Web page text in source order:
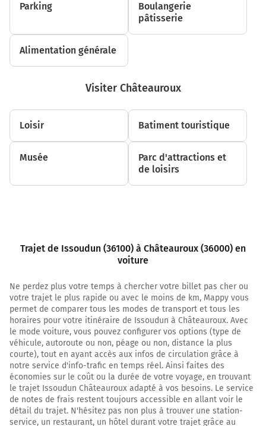
Au rond-point, prendre la 1ère sortie sur Boulevard
Pierre Favreau et continuer sur 50 mètres
Tourner légèrement à droite sur Rue des Ponts et
Continuer Rue des Alouettes sur 350 mètres
1,3 km
Au rond-point, prendre la 2ème sortie sur N151 (Les
23,1 km
Au rond-point, prendre la 3ème sortie sur Route
d'Issoudun et continuer sur 160 mètres
Route d'Issoudun
24,8 km
Au rond-point, prendre la 2ème sortie sur D151 (Route
d'Issoudun) et continuer sur 1,5 kilomètre
25,0 km
Parking
Boulangerie
pâtisserie
Alimentation générale
Visiter Châteauroux
Loisir Batiment touristique
Musée
Parc d'attractions et
de loisirs
Trajet de Issoudun (36100) à Châteauroux (36000) en
voiture
Ne perdez plus votre temps à chercher votre billet pas cher ou
votre trajet le plus rapide ou avec le moins de km, Mappy vous
permet de comparer tous les modes de transport et tous les
horaires pour votre itinéraire de Issoudun à Châteauroux. Avec
le mode voiture, vous pouvez configurer vos options (type de
véhicule, autoroute ou non, péage ou non, distance la plus
courte), tout en ayant accès aux infos de circulation grâce à
notre service d'info-trafic en temps réel. Ainsi faites des
économies sur le coût ou la durée de votre voyage, en trouvant
le trajet Issoudun Châteauroux adapté à vos besoins. Le service
de notes de frais restent toujours accessible en allant voir le
détail du trajet. N'hésitez pas non plus à trouver une station-
service, un restaurant, un hôtel durant votre trajet grâce au